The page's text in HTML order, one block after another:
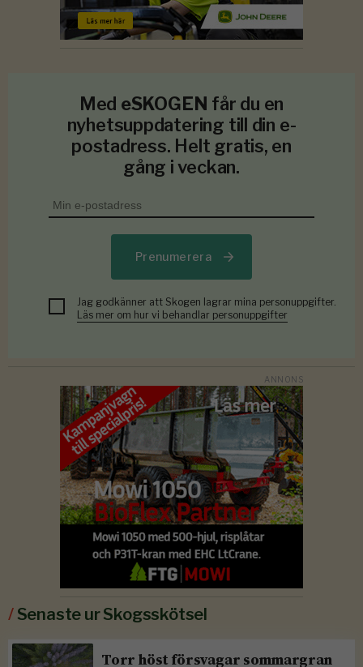
Med eSKOGEN får du en
nyhetsuppdatering till din e-
postadress. Helt gratis, en
gång i veckan.
Prenumerera
Jag godkänner att Skogen lagrar mina personuppgifter.
Läs mer om hur vi behandlar personuppgifter
/Senaste ur Skogsskötsel
Torr höst försvagar sommargran